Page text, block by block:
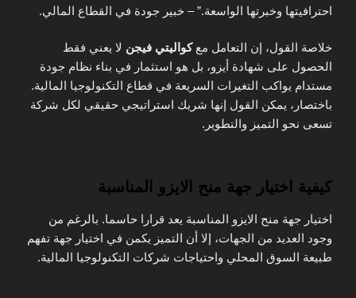
احترافيتها وخبرتها الواسعة.” – خبير جودة في القطاع المالي.
خلاصة القول، إن التعامل معكواليتي فيجن لا يعني فقط
الحصول على شهادة أيزو، بل هو استثمار في بناء نظام جودة
مستدام يواكب التغيرات السريعة في قطاع التكنولوجيا المالية.
باختصار، يمكن القول إنها شريك استراتيجي حقيقي لكل شركة
تسعى نحو التميز والتطوير.
كيفية اختيار جهة منح الايزو المناسبة
اختيار جهة منح الايزو المناسبة يعد قرارا حاسما. بالرغم من
وجود العديد من الجهات، إلا أن التميز يكمن في اختيار جهة تفهم
طبيعة السوق المحلي واحتياجات شركات التكنولوجيا المالية.